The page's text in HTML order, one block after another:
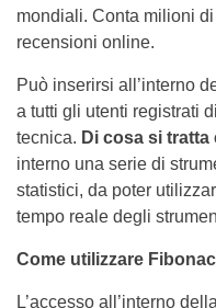
mondiali. Conta milioni
recensioni online.
Può inserirsi all’interno
a tutti gli utenti registrati
tecnica. Di cosa si tratta
interno una serie di
statistici, da poter
tempo reale degli
Come utilizzare
L’accesso all’interno